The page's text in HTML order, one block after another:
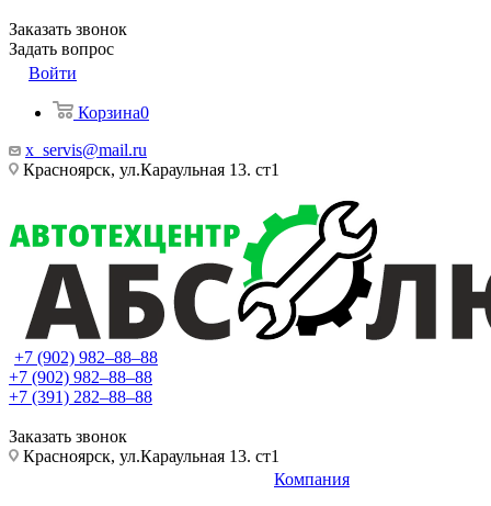
Заказать звонок
Задать вопрос
Войти
Корзина0
x_servis@mail.ru
Красноярск, ул.Караульная 13. ст1
+7 (902) 982‒88‒88
+7 (902) 982‒88‒88
+7 (391) 282‒88‒88
Заказать звонок
Красноярск, ул.Караульная 13. ст1
Компания